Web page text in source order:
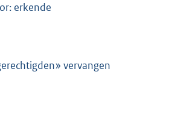
erkende
vervangen